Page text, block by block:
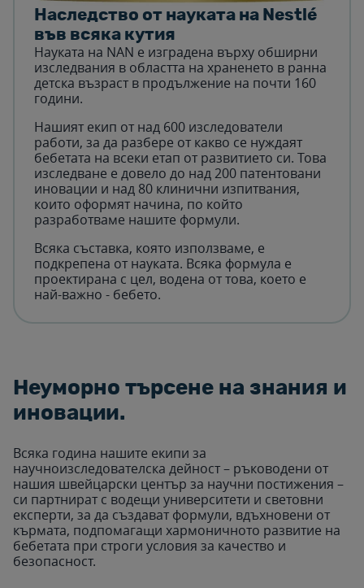
Наследство от науката на Nestlé
във всяка кутия
Науката на NAN е изградена върху обширни
изследвания в областта на храненето в ранна
детска възраст в продължение на почти 160
години.
Нашият екип от над 600 изследователи
работи, за да разбере от какво се нуждаят
бебетата на всеки етап от развитието си. Това
изследване е довело до над 200 патентовани
иновации и над 80 клинични изпитвания,
които оформят начина, по който
разработваме нашите формули.
Всяка съставка, която използваме, е
подкрепена от науката. Всяка формула е
проектирана с цел, водена от това, което е
най-важно - бебето.
Неуморно търсене на знания и
иновации.
Всяка година нашите екипи за
научноизследователска дейност – ръководени от
нашия швейцарски център за научни постижения –
си партнират с водещи университети и световни
експерти, за да създават формули, вдъхновени от
кърмата, подпомагащи хармоничното развитие на
бебетата при строги условия за качество и
безопасност.